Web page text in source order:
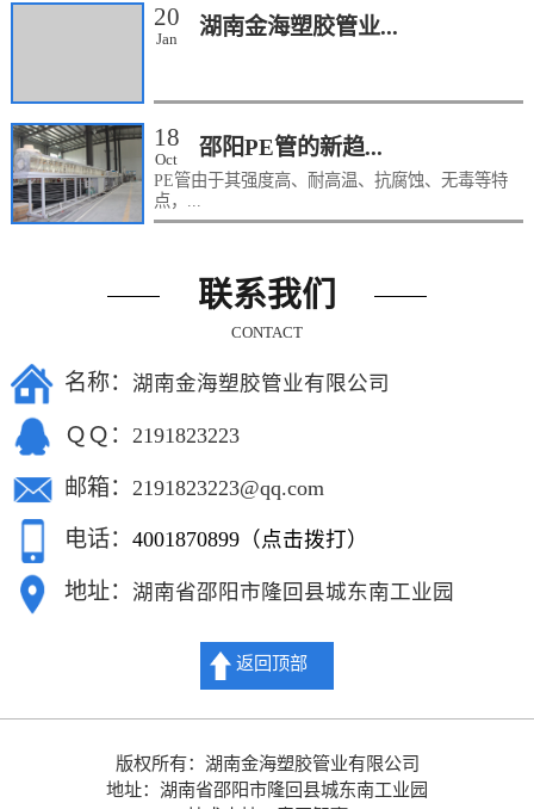
20
Jan 湖南金海塑胶管业...
18
Oct 邵阳PE管的新趋...
PE管由于其强度高、耐高温、抗腐蚀、无毒等特
点，...
联系我们
CONTACT
名称： 湖南金海塑胶管业有限公司
ＱＱ： 2191823223
邮箱： 2191823223@qq.com
电话： 4001870899（点击拨打）
地址： 湖南省邵阳市隆回县城东南工业园
返回顶部
版权所有：湖南金海塑胶管业有限公司
地址：湖南省邵阳市隆回县城东南工业园